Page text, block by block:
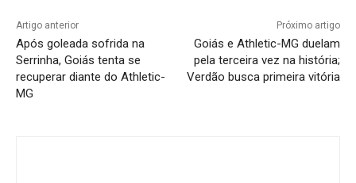
Artigo anterior
Após goleada sofrida na
Serrinha, Goiás tenta se
recuperar diante do Athletic-
MG
Próximo artigo
Goiás e Athletic-MG duelam
pela terceira vez na história;
Verdão busca primeira vitória